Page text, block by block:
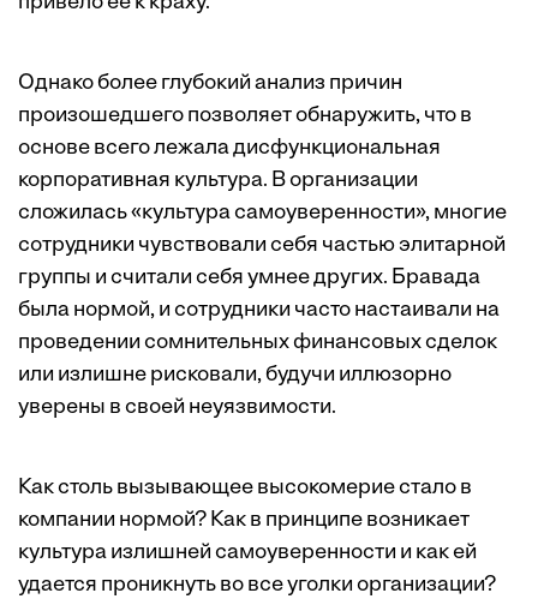
Однако более глубокий анализ причин
произошедшего позволяет обнаружить, что в
основе всего лежала дисфункциональная
корпоративная культура. В организации
сложилась «культура самоуверенности», многие
сотрудники чувствовали себя частью элитарной
группы и считали себя умнее других. Бравада
была нормой, и сотрудники часто настаивали на
проведении сомнительных финансовых сделок
или излишне рисковали, будучи иллюзорно
уверены в своей неуязвимости.
Как столь вызывающее высокомерие стало в
компании нормой? Как в принципе возникает
культура излишней самоуверенности и как ей
удается проникнуть во все уголки организации?